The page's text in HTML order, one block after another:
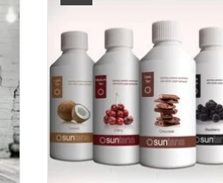
vloeistoffen, voordeelpakket
rapid tan
TOEVOEGEN AAN